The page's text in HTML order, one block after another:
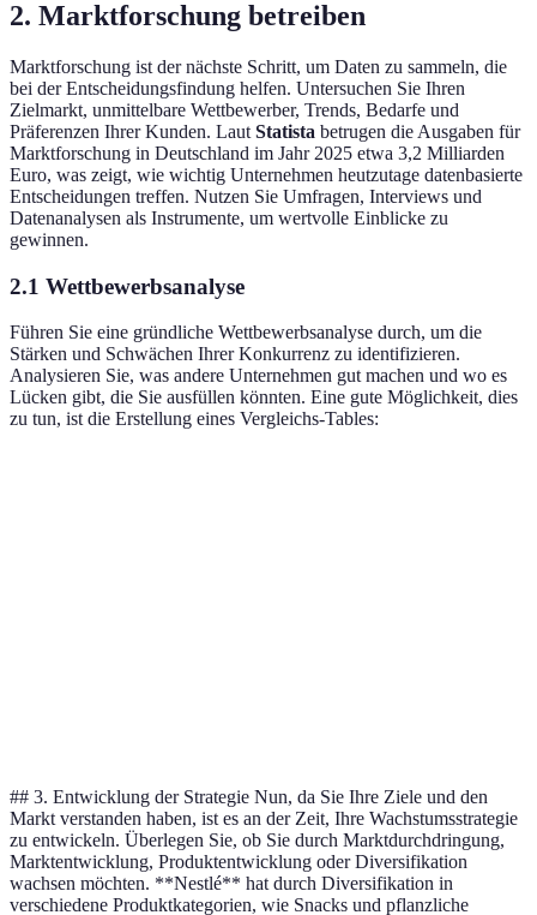
2. Marktforschung betreiben
Marktforschung ist der nächste Schritt, um Daten zu sammeln, die
bei der Entscheidungsfindung helfen. Untersuchen Sie Ihren
Zielmarkt, unmittelbare Wettbewerber, Trends, Bedarfe und
Präferenzen Ihrer Kunden. Laut Statista betrugen die Ausgaben für
Marktforschung in Deutschland im Jahr 2025 etwa 3,2 Milliarden
Euro, was zeigt, wie wichtig Unternehmen heutzutage datenbasierte
Entscheidungen treffen. Nutzen Sie Umfragen, Interviews und
Datenanalysen als Instrumente, um wertvolle Einblicke zu
gewinnen.
2.1 Wettbewerbsanalyse
Führen Sie eine gründliche Wettbewerbsanalyse durch, um die
Stärken und Schwächen Ihrer Konkurrenz zu identifizieren.
Analysieren Sie, was andere Unternehmen gut machen und wo es
Lücken gibt, die Sie ausfüllen könnten. Eine gute Möglichkeit, dies
zu tun, ist die Erstellung eines Vergleichs-Tables:
## 3. Entwicklung der Strategie Nun, da Sie Ihre Ziele und den
Markt verstanden haben, ist es an der Zeit, Ihre Wachstumsstrategie
zu entwickeln. Überlegen Sie, ob Sie durch Marktdurchdringung,
Marktentwicklung, Produktentwicklung oder Diversifikation
wachsen möchten. **Nestlé** hat durch Diversifikation in
verschiedene Produktkategorien, wie Snacks und pflanzliche